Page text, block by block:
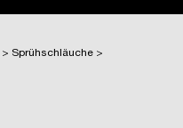
> Sprühschläuche >